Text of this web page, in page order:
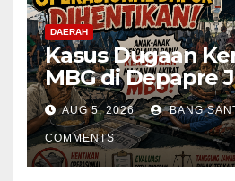
DAERAH
Kasus Dugaan
MBG di Depapre
Aktivis Papua
Operasional
Dihentikan &
Menyeluruh
AUG 5, 2026 BANG
COMMENTS